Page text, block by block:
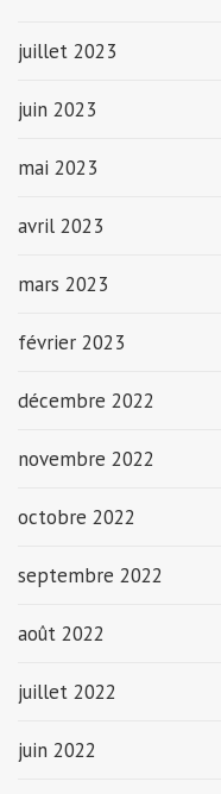
juillet 2023
juin 2023
mai 2023
avril 2023
mars 2023
février 2023
décembre 2022
novembre 2022
octobre 2022
septembre 2022
août 2022
juillet 2022
juin 2022